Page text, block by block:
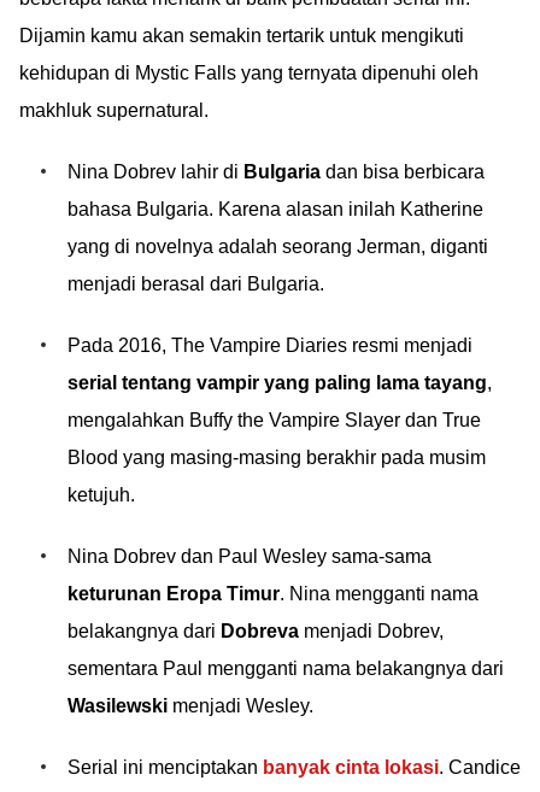
Dijamin kamu akan semakin tertarik untuk mengikuti
kehidupan di Mystic Falls yang ternyata dipenuhi oleh
makhluk supernatural.
Nina Dobrev lahir di Bulgaria dan bisa berbicara
bahasa Bulgaria. Karena alasan inilah Katherine
yang di novelnya adalah seorang Jerman, diganti
menjadi berasal dari Bulgaria.
Pada 2016, The Vampire Diaries resmi menjadi
serial tentang vampir yang paling lama tayang,
mengalahkan Buffy the Vampire Slayer dan True
Blood yang masing-masing berakhir pada musim
ketujuh.
Nina Dobrev dan Paul Wesley sama-sama
keturunan Eropa Timur. Nina mengganti nama
belakangnya dari Dobreva menjadi Dobrev,
sementara Paul mengganti nama belakangnya dari
Wasilewski menjadi Wesley.
Serial ini menciptakan banyak cinta lokasi. Candice